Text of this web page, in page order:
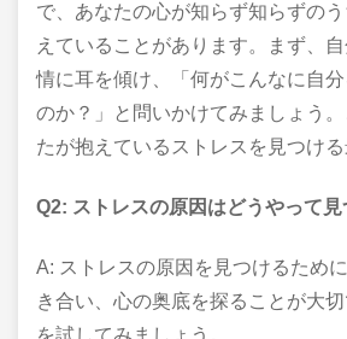
で、あなたの心が知らず知らずの
えていることがあります。まず、
情に耳を傾け、「何がこんなに自
のか？」と問いかけてみましょう
たが抱えているストレスを見つける
Q2: ストレスの原因はどうやって見
A: ストレスの原因を見つけるため
き合い、心の奥底を探ることが大
を試してみましょう。